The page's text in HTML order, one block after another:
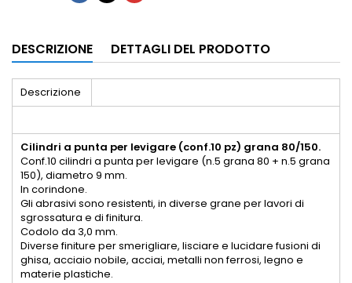
DESCRIZIONE DETTAGLI DEL PRODOTTO
Descrizione
Cilindri a punta per levigare (conf.10 pz) grana 80/150.
Conf.10 cilindri a punta per levigare (n.5 grana 80 + n.5 grana
150), diametro 9 mm.
In corindone.
Gli abrasivi sono resistenti, in diverse grane per lavori di
sgrossatura e di finitura.
Codolo da 3,0 mm.
Diverse finiture per smerigliare, lisciare e lucidare fusioni di
ghisa, acciaio nobile, acciai, metalli non ferrosi, legno e
materie plastiche.